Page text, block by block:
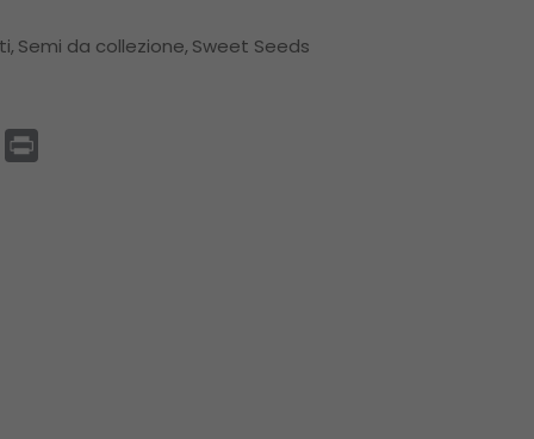
Semi da collezione Sweet Seeds
Email